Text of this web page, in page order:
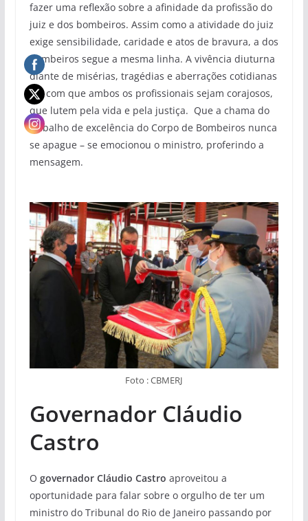
fazer uma reflexão sobre a afinidade da profissão do
juiz e dos bombeiros. Assim como a atividade do juiz
exige sensibilidade, caridade e atos de bravura, a dos
bombeiros segue a mesma linha. A vivência diuturna
diante de misérias, tragédias e aberrações cotidianas
faz com que ambos os profissionais sejam corajosos,
que lutem pela vida e pela justiça. Que a chama do
trabalho de excelência do Corpo de Bombeiros nunca
se apague – se emocionou o ministro, proferindo a
mensagem.
Foto : CBMERJ
Governador Cláudio
Castro
O governador Cláudio Castro aproveitou a
oportunidade para falar sobre o orgulho de ter um
ministro do Tribunal do Rio de Janeiro passando por